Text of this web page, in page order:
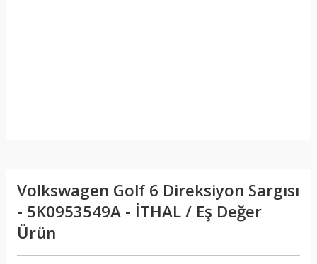
Volkswagen Golf 6 Direksiyon Sargısı
- 5K0953549A - İTHAL / Eş Değer
Ürün